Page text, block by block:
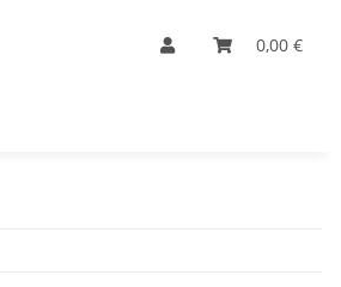
0,00 €